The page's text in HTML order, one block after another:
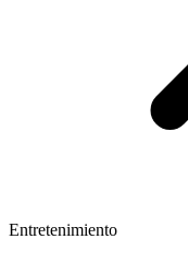
Entretenimiento